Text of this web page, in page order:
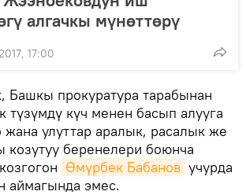
алгачкы мүнөттөрү
17:00
Башкы прокуратура тарабынан
түзүмдү күч менен басып алууга
улуттар аралык, расалык же
козутуу беренелери боюнча
Өмүрбек Бабанов учурда
аймагында эмес.